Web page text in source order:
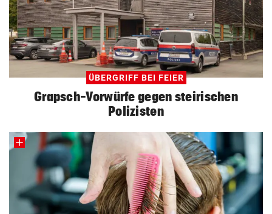
ÜBERGRIFF BEI FEIER
Grapsch-Vorwürfe gegen steirischen
Polizisten